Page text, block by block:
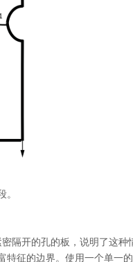
。
隔开的孔的板，说明了这种
特征的边界。使用一个单一